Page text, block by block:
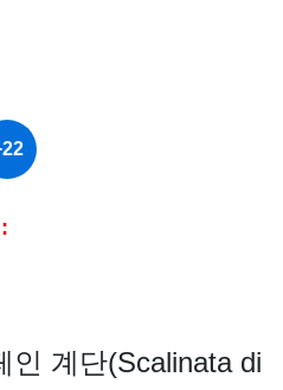
인 계단(Scalinata di